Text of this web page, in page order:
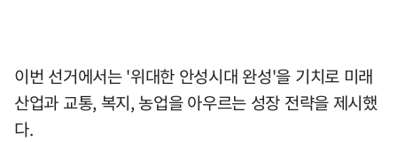
이번 선거에서는 '위대한 안성시대 완성'을 기치로 미래
산업과 교통, 복지, 농업을 아우르는 성장 전략을 제시했
다.